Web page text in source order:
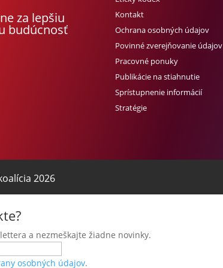
za lepšiu
budúcnosť
Kontakt
Ochrana osobných údajov
Povinné zverejňovanie údajov
Pracovné ponuky
Publikácie na stiahnutie
Sprístupnenie informácií
Stratégie
2026
a nezmeškajte žiadne novinky.
osobných údajov.